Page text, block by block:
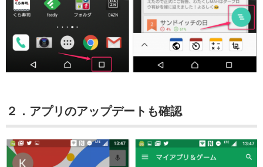
２．アプリのアップデートも確認